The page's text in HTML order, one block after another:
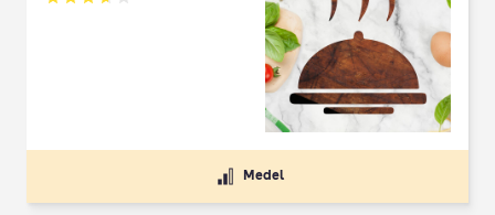
Betyg: 3.66 av 5
Medel